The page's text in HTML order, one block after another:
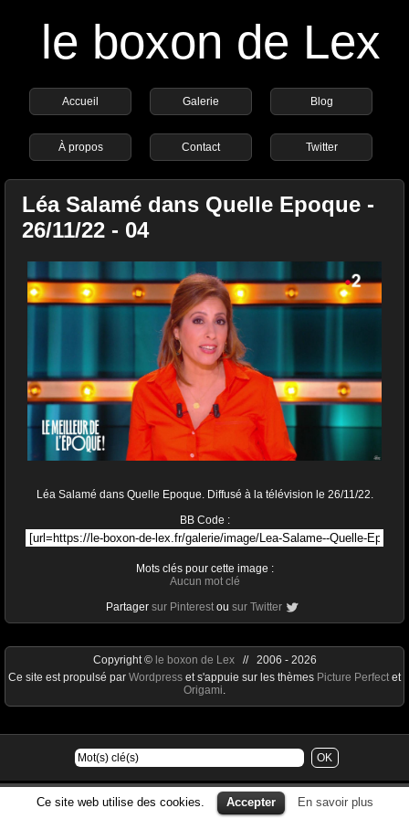
le boxon de Lex
Accueil Galerie Blog
À propos Contact Twitter
Léa Salamé dans Quelle Epoque -
26/11/22 - 04
Léa Salamé dans Quelle Epoque. Diffusé à la télévision le 26/11/22.
BB Code :
Mots clés pour cette image :
Aucun mot clé
Partager sur Pinterest ou sur Twitter
Ce site web utilise des cookies. Accepter En savoir plus
Copyright © le boxon de Lex// 2006 - 2026
Ce site est propulsé par Wordpress et s'appuie sur les thèmes Picture Perfect et
Origami.